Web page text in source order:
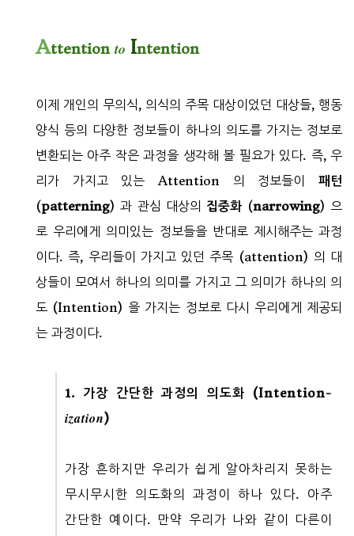
Attentionto Intention
이제 개인의 무의식, 의식의 주목 대상이었던 대상들, 행동
양식 등의 다양한 정보들이 하나의 의도를 가지는 정보로
변환되는 아주 작은 과정을 생각해 볼 필요가 있다. 즉, 우
리가 가지고 있는 Attention 의 정보들이 패턴
(patterning) 과 관심 대상의 집중화 (narrowing) 으
로 우리에게 의미있는 정보들을 반대로 제시해주는 과정
이다. 즉, 우리들이 가지고 있던 주목 (attention) 의 대
상들이 모여서 하나의 의미를 가지고 그 의미가 하나의 의
도 (Intention) 을 가지는 정보로 다시 우리에게 제공되
는 과정이다.
1. 가장 간단한 과정의 의도화 (Intention-
ization)
가장 흔하지만 우리가 쉽게 알아차리지 못하는
무시무시한 의도화의 과정이 하나 있다. 아주
간단한 예이다. 만약 우리가 나와 같이 다른이